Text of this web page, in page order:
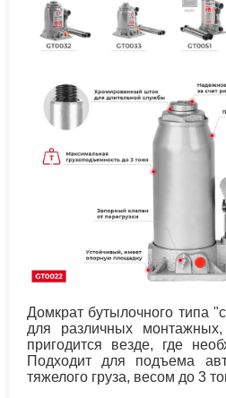
Домкрат бутылочного типа
для различных монтажных,
пригодится везде, где
Подходит для подъема
тяжелого груза, весом до 3